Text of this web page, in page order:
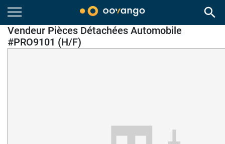
search
Vendeur Pièces Détachées Automobile
#PRO9101 (H/F)